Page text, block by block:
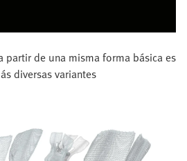
partir de una misma forma básica es
diversas variantes